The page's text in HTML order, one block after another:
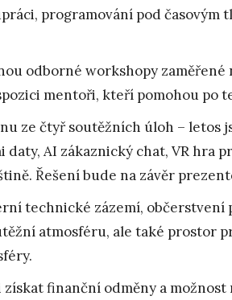
programování pod časovým
odborné workshopy zaměřené
mentoři, kteří pomohou po
ze čtyř soutěžních úloh – letos
daty, AI zákaznický chat, VR hra
Řešení bude na závěr
technické zázemí, občerstvení
atmosféru, ale také prostor
finanční odměny a